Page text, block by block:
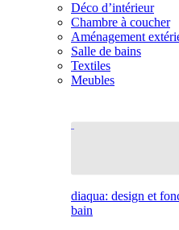
Déco d’intérieur
Chambre à coucher
Aménagement
Salle de bains
Textiles
Meubles
diaqua: design et
bain